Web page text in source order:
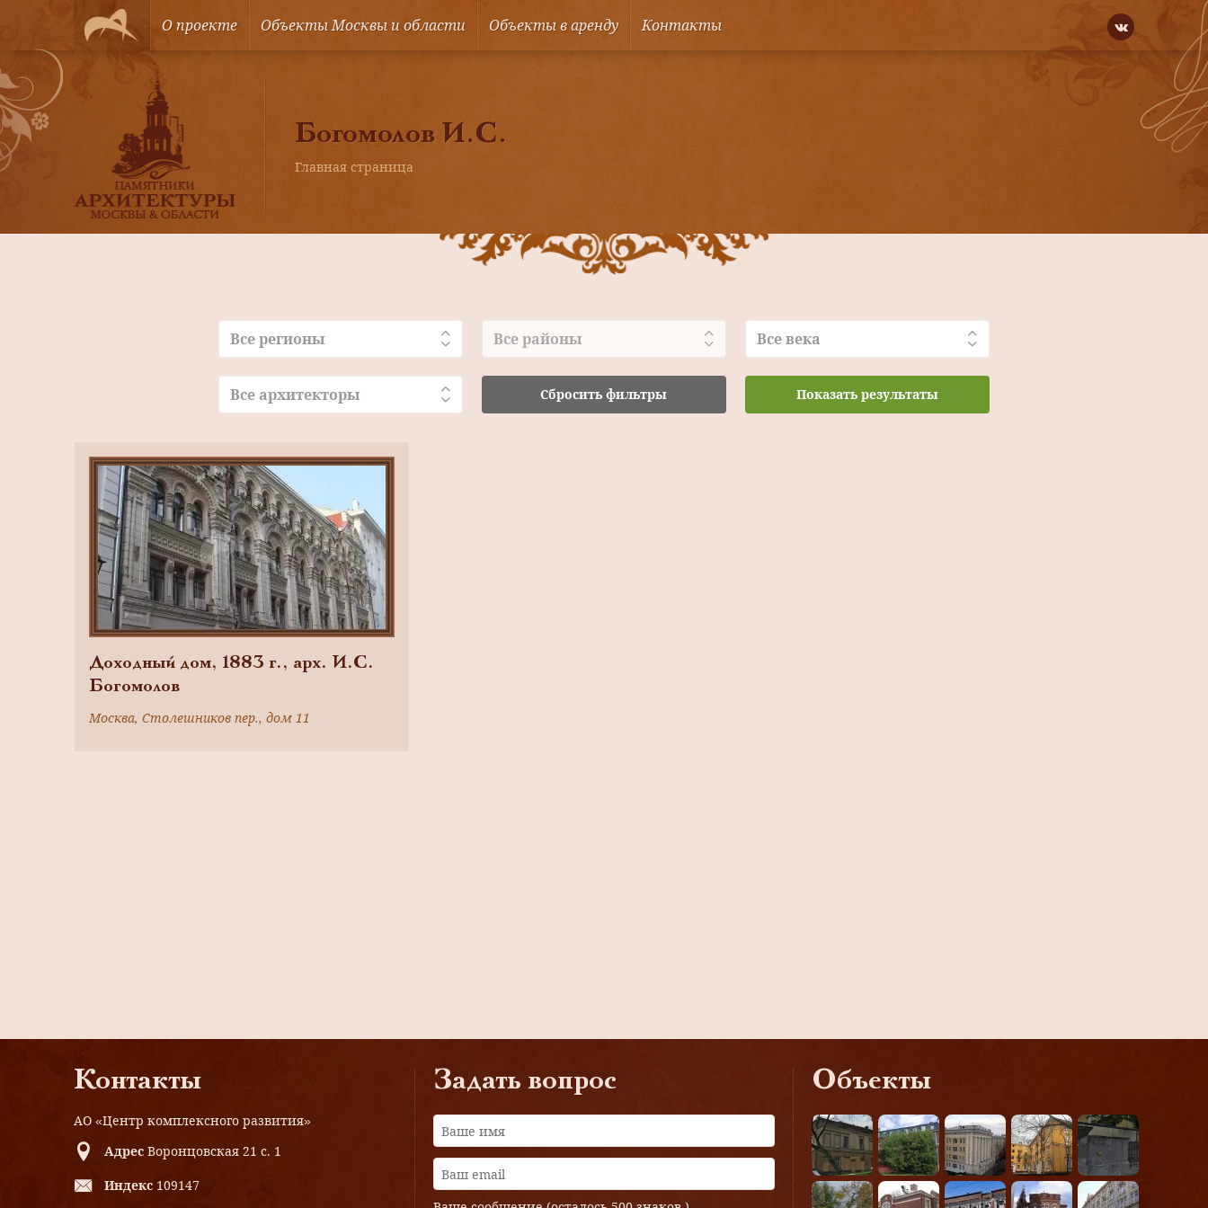
О проекте Объекты Москвы и области Объекты в аренду Контакты
Богомолов И.С.
Главная страница
Все регионы Все районы Все века
Все архитекторы Сбросить фильтры Показать результаты
Доходный дом, 1883 г., арх. И.С.
Богомолов
Москва, Столешников пер., дом 11
Контакты
АО «Центр комплексного развития»
Адрес Воронцовская 21 с. 1
Индекс 109147
Задать вопрос Объекты